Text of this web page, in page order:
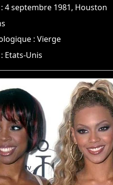
:4 septembre 1981, Houston
:Vierge
Etats-Unis